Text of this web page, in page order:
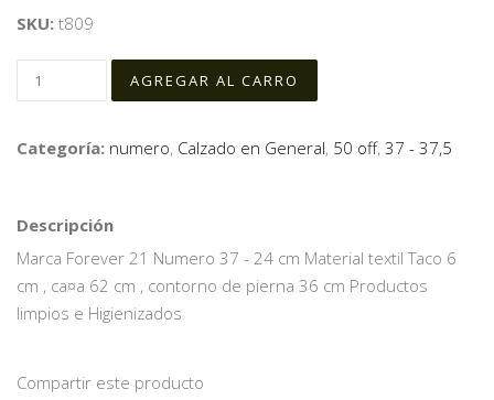
SKU: t809
Categoría: numero, Calzado en General, 50 off, 37 - 37,5
Descripción
Marca Forever 21 Numero 37 - 24 cm Material textil Taco 6
cm , ca¤a 62 cm , contorno de pierna 36 cm Productos
limpios e Higienizados
Compartir este producto